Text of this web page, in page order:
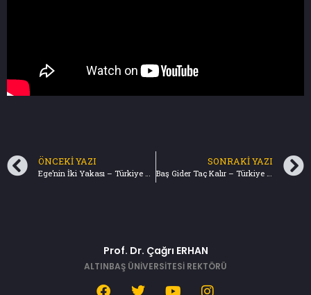
ÖNCEKI YAZI SONRAKI YAZI
Prof. Dr. Çağrı ERHAN
ALTINBAŞ ÜNİVERSİTESİ REKTÖRÜ